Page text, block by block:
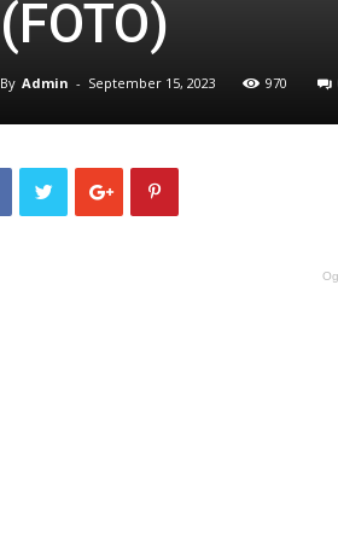
(FOTO)
By Admin - September 15, 2023 970